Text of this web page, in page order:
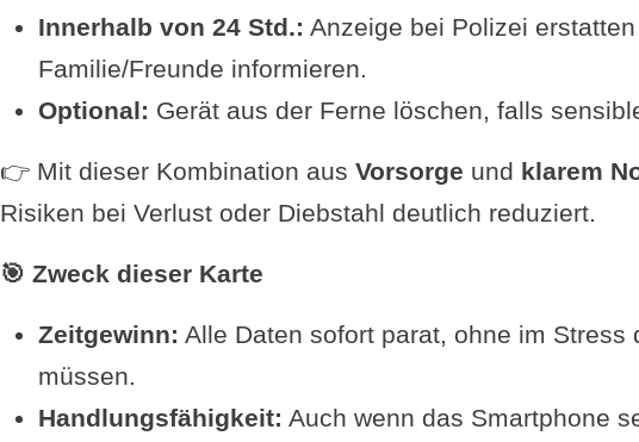
Innerhalb von 24 Std.: Anzeige bei Polizei
Familie/Freunde informieren.
Optional: Gerät aus der Ferne löschen, falls
👉 Mit dieser Kombination aus Vorsorge und klarem
Risiken bei Verlust oder Diebstahl deutlich reduziert.
🎯 Zweck dieser Karte
Zeitgewinn: Alle Daten sofort parat, ohne im Stress
müssen.
Handlungsfähigkeit: Auch wenn das Smartphone